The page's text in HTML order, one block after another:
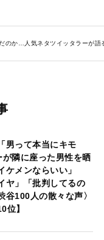
のか…人気ネタツイッタラーが語
男って本当にキモ
隣に座った男性を晒
ケメンならいい」
ヤ」「批判してるの
谷100人の散々な声〉
位】